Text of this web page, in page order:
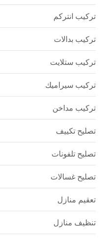
تركيب انتركم
تركيب بدالات
تركيب ستلايت
تركيب سيراميك
تركيب مداخن
تصليح تكييف
تصليح تلفونات
تصليح غسالات
تعقيم منازل
تنظيف منازل